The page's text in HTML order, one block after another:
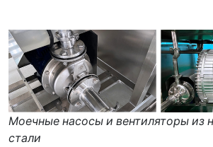
Моечные насосы и вентиляторы из
стали